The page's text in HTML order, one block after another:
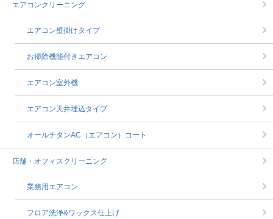
エアコンクリーニング
エアコン壁掛けタイプ
お掃除機能付きエアコン
エアコン室外機
エアコン天井埋込タイプ
オールチタンAC（エアコン）コート
店舗・オフィスクリーニング
業務用エアコン
フロア洗浄&ワックス仕上げ